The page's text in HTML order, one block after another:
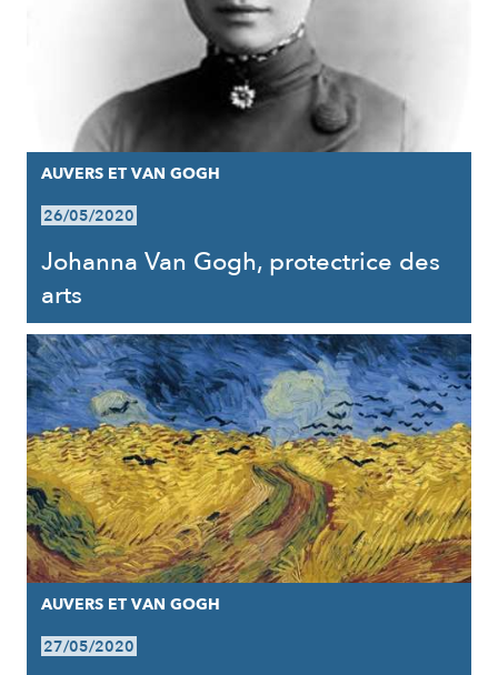
AUVERS ET VAN GOGH
26/05/2020
Johanna Van Gogh, protectrice des
arts
AUVERS ET VAN GOGH
27/05/2020